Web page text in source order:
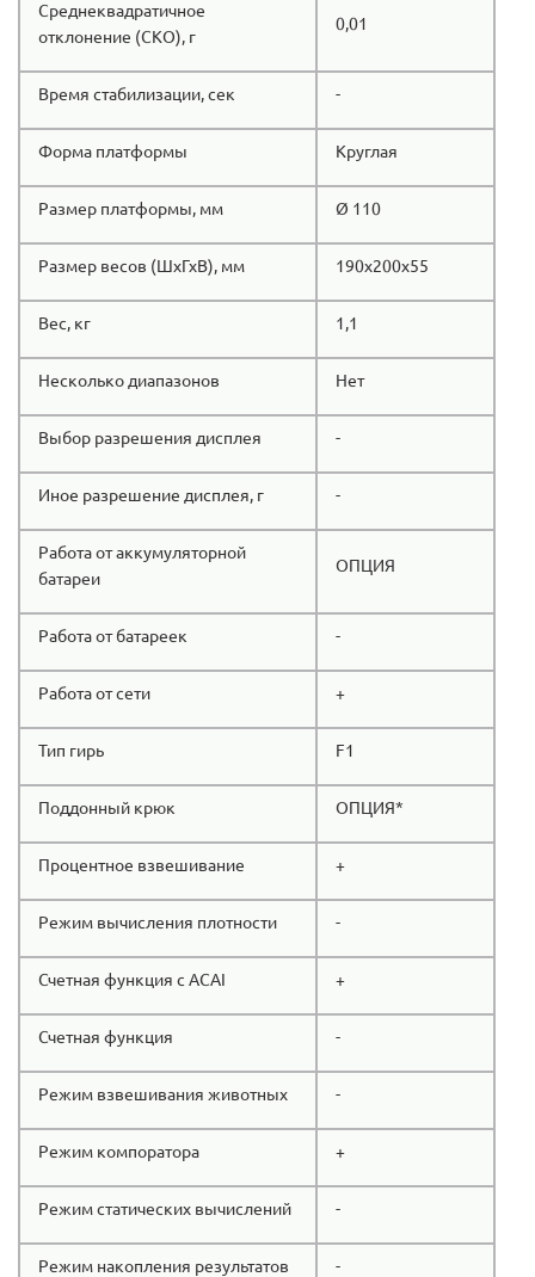
Среднеквадратичное
отклонение (СКО), г
0,01
Время стабилизации, сек -
Форма платформы Круглая
Размер платформы, мм Ø 110
Размер весов (ШхГхВ), мм 190х200х55
Вес, кг 1,1
Несколько диапазонов Нет
Выбор разрешения дисплея -
Иное разрешение дисплея, г -
Работа от аккумуляторной
батареи
ОПЦИЯ
Работа от батареек -
Работа от сети +
Тип гирь F1
Поддонный крюк ОПЦИЯ*
Процентное взвешивание +
Режим вычисления плотности -
Счетная функция с ACAI +
Счетная функция -
Режим взвешивания животных -
Режим компоратора +
Режим статических вычислений -
Режим накопления результатов -